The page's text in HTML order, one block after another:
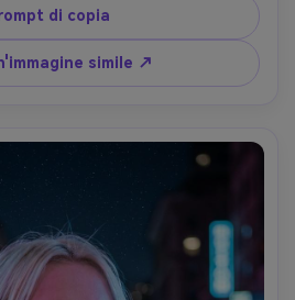
visibili su visiera; Morbida
come chiave, fresca luce del
f/1.4, ultra sharp; cornice stretta
timore e meraviglia; Riflessioni
AR 4:5
di copia
simile ↗